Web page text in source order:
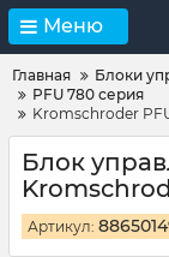
Меню
Главная Блоки
PFU 780 серия
Kromschroder
Блок
Артикул: